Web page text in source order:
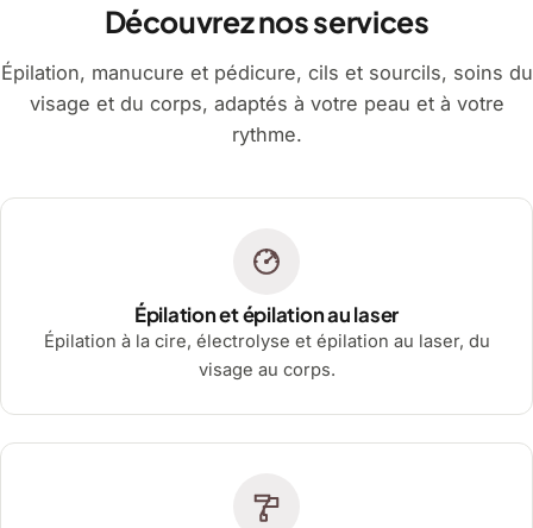
Découvrez nos services
Épilation, manucure et pédicure, cils et sourcils, soins du
visage et du corps, adaptés à votre peau et à votre
rythme.
Épilation et épilation au laser
Épilation à la cire, électrolyse et épilation au laser, du
visage au corps.